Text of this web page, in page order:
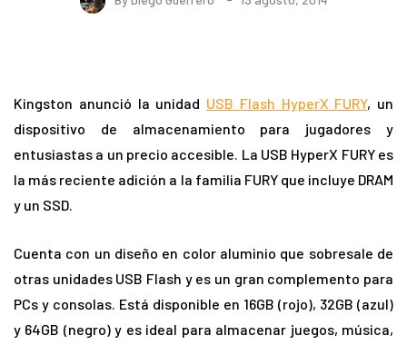
Kingston anunció la unidad USB Flash HyperX FURY, un
dispositivo de almacenamiento para jugadores y
entusiastas a un precio accesible. La USB HyperX FURY es
la más reciente adición a la familia FURY que incluye DRAM
y un SSD.
Cuenta con un diseño en color aluminio que sobresale de
otras unidades USB Flash y es un gran complemento para
PCs y consolas. Está disponible en 16GB (rojo), 32GB (azul)
y 64GB (negro) y es ideal para almacenar juegos, música,